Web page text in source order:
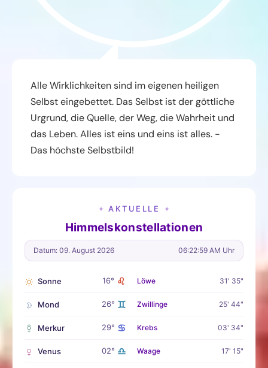
Alle Wirklichkeiten sind im eigenen heiligen
Selbst eingebettet. Das Selbst ist der göttliche
Urgrund, die Quelle, der Weg, die Wahrheit und
das Leben. Alles ist eins und eins ist alles. -
Das höchste Selbstbild!
✦ AKTUELLE ✦
Himmelskonstellationen
Datum: 09. August 2026 06:23:00 AM Uhr
Sonne 16° ♌ Löwe 31' 35"
Mond 26° ♊ Zwillinge 25' 44"
Merkur 29° ♋ Krebs 03' 34"
Venus 02° ♎ Waage 17' 15"